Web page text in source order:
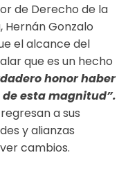
de Derecho de la
, Hernán Gonzalo
el alcance del
que es un hecho
honor haber
esta magnitud”.
regresan a sus
y alianzas
cambios.